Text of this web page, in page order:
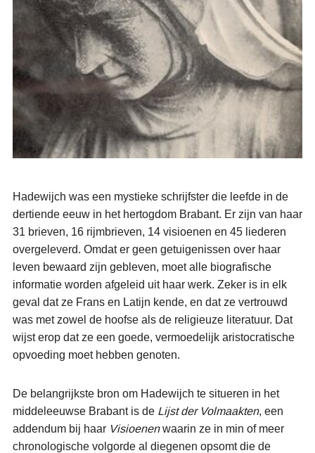
Hadewijch was een mystieke schrijfster die leefde in de
dertiende eeuw in het hertogdom Brabant. Er zijn van haar
31 brieven, 16 rijmbrieven, 14 visioenen en 45 liederen
overgeleverd. Omdat er geen getuigenissen over haar
leven bewaard zijn gebleven, moet alle biografische
informatie worden afgeleid uit haar werk. Zeker is in elk
geval dat ze Frans en Latijn kende, en dat ze vertrouwd
was met zowel de hoofse als de religieuze literatuur. Dat
wijst erop dat ze een goede, vermoedelijk aristocratische
opvoeding moet hebben genoten.
De belangrijkste bron om Hadewijch te situeren in het
middeleeuwse Brabant is de Lijst der Volmaakten, een
addendum bij haar Visioenenwaarin ze in min of meer
chronologische volgorde al diegenen opsomt die de